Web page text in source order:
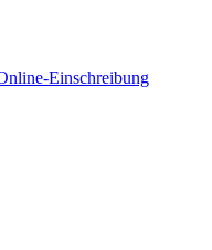
Einschreibung